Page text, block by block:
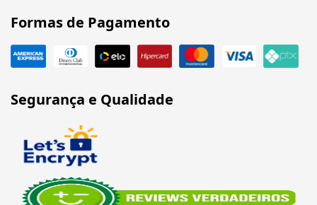
Formas de Pagamento
Segurança e Qualidade